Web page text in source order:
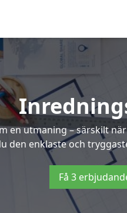
en utmaning – särskilt
den enklaste och
Få 3